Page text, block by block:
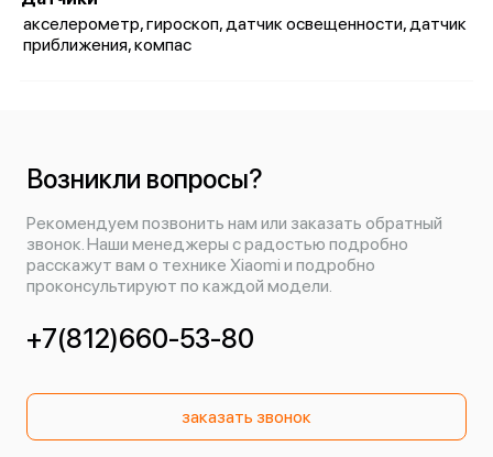
акселерометр, гироскоп, датчик освещенности, датчик
приближения, компас
Возникли вопросы?
Рекомендуем позвонить нам или заказать обратный
звонок. Наши менеджеры с радостью подробно
расскажут вам о технике Xiaomi и подробно
проконсультируют по каждой модели.
+7(812)660-53-80
заказать звонок